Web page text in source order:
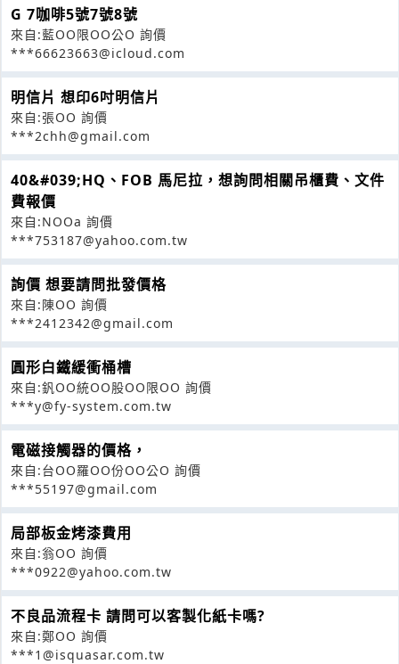
G 7咖啡5號7號8號
來自:藍OO限OO公O 詢價
***66623663@icloud.com
明信片 想印6吋明信片
來自:張OO 詢價
***2chh@gmail.com
40&#039;HQ、FOB 馬尼拉，想詢問相關吊櫃費、文件
費報價
來自:NOOa 詢價
***753187@yahoo.com.tw
詢價 想要請問批發價格
來自:陳OO 詢價
***2412342@gmail.com
圓形白鐵緩衝桶槽
來自:釩OO統OO股OO限OO 詢價
***y@fy-system.com.tw
電磁接觸器的價格，
來自:台OO羅OO份OO公O 詢價
***55197@gmail.com
局部板金烤漆費用
來自:翁OO 詢價
***0922@yahoo.com.tw
不良品流程卡 請問可以客製化紙卡嗎?
來自:鄭OO 詢價
***1@isquasar.com.tw